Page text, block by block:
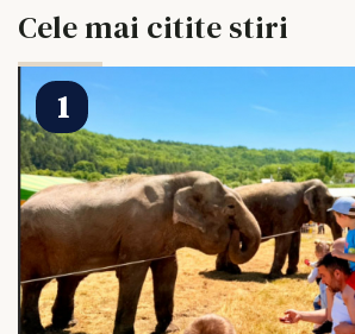
Cele mai citite stiri